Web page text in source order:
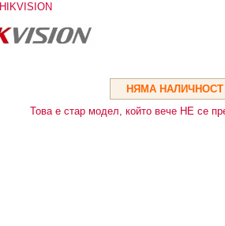
HIKVISION
НЯМА НАЛИЧНОСТ
Това е стар модел, който вече НЕ се